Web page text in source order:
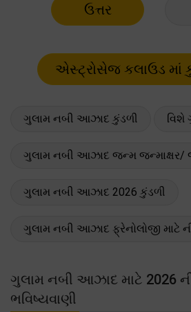
ઉત્તર
ગુલામ નબી આઝાદ કુંડળી વિશે
ગુલામ નબી આઝાદ જન્મ જન્માક્ષર/
ગુલામ નબી આઝાદ 2026 કુંડળી
ગુલામ નબી આઝાદ ફ્રેનોલોજી માટે
ગુલામ નબી આઝાદ માટે 2026
ભવિષ્યવાણી